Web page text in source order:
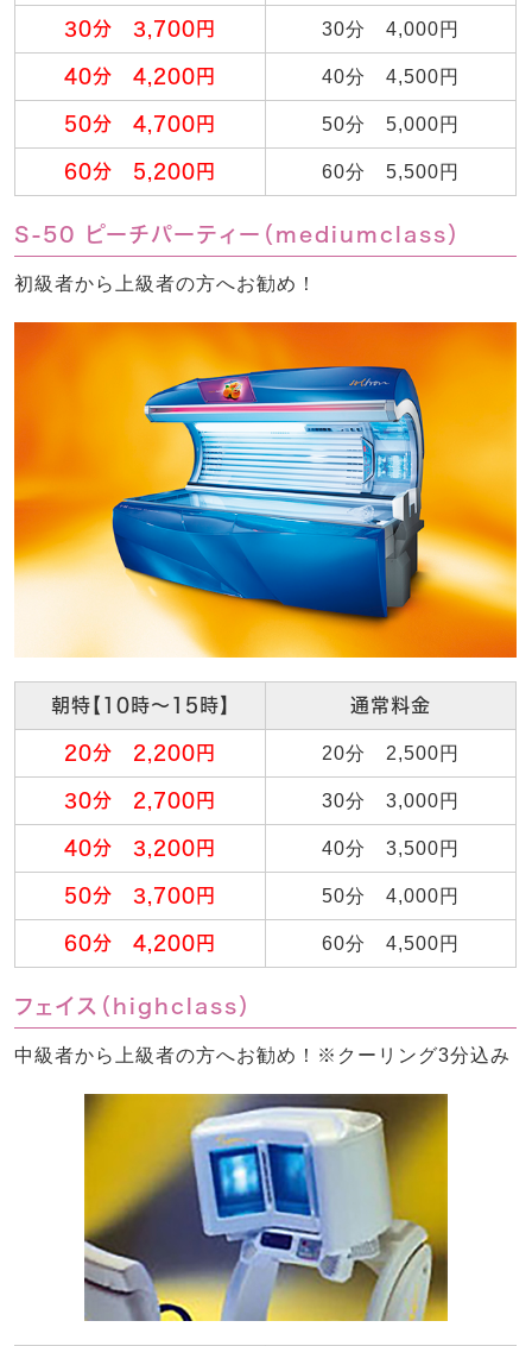
30分 3,700円 30分 4,000円
40分 4,200円 40分 4,500円
50分 4,700円 50分 5,000円
60分 5,200円 60分 5,500円
S-50 ピーチパーティー（mediumclass）
初級者から上級者の方へお勧め！
朝特【10時～15時】 通常料金
20分 2,200円 20分 2,500円
30分 2,700円 30分 3,000円
40分 3,200円 40分 3,500円
50分 3,700円 50分 4,000円
60分 4,200円 60分 4,500円
フェイス（highclass）
中級者から上級者の方へお勧め！※クーリング3分込み